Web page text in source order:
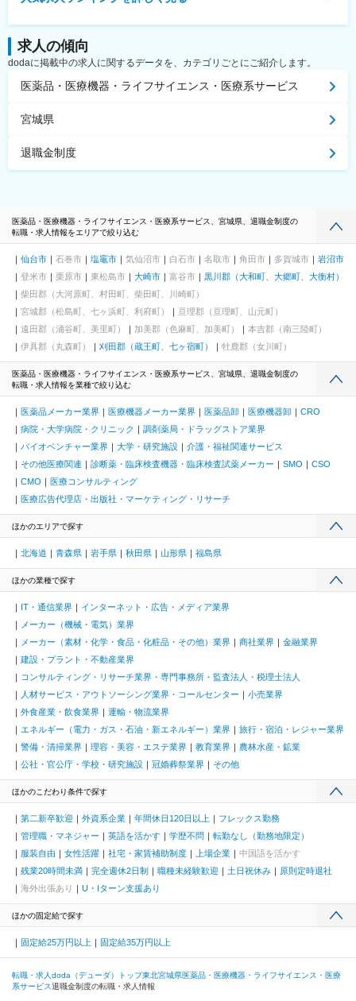
求人の傾向
dodaに掲載中の求人に関するデータを、カテゴリごとにご紹介します。
医薬品・医療機器・ライフサイエンス・医療系サービス
宮城県
退職金制度
医薬品・医療機器・ライフサイエンス・医療系サービス、宮城県、退職金制度の
転職・求人情報をエリアで絞り込む
仙台市 石巻市 塩竈市 気仙沼市 白石市 名取市 角田市 多賀城市
岩沼市
登米市
栗原市 東松島市 大崎市 富谷市
黒川郡（大和町、大郷町、大衡村）
柴田郡（大河原町、村田町、柴田町、川崎町）
宮城郡（松島町、七ヶ浜町、利府町）
亘理郡（亘理町、山元町）
遠田郡（涌谷町、美里町）
加美郡（色麻町、加美町）
本吉郡（南三陸町）
伊具郡（丸森町）
刈田郡（蔵王町、七ヶ宿町） 牡鹿郡（女川町）
医薬品・医療機器・ライフサイエンス・医療系サービス、宮城県、退職金制度の
転職・求人情報を業種で絞り込む
医薬品メーカー業界 医療機器メーカー業界 医薬品卸 医療機器卸
CRO
病院・大学病院・クリニック
調剤薬局・ドラッグストア業界
バイオベンチャー業界
大学・研究施設
介護・福祉関連サービス
その他医療関連
診断薬・臨床検査機器・臨床検査試薬メーカー SMO
CSO
CMO
医療コンサルティング
医療広告代理店・出版社・マーケティング・リサーチ
ほかのエリアで探す
北海道 青森県 岩手県 秋田県 山形県 福島県
ほかの業種で探す
IT・通信業界
インターネット・広告・メディア業界
メーカー（機械・電気）業界
メーカー（素材・化学・食品・化粧品・その他）業界
商社業界
金融業界
建設・プラント・不動産業界
コンサルティング・リサーチ業界・専門事務所・監査法人・税理士法人
人材サービス・アウトソーシング業界・コールセンター
小売業界
外食産業・飲食業界
運輸・物流業界
エネルギー（電力・ガス・石油・新エネルギー）業界
旅行・宿泊・レジャー業界
警備・清掃業界
理容・美容・エステ業界 教育業界
農林水産・鉱業
公社・官公庁・学校・研究施設
冠婚葬祭業界 その他
ほかのこだわり条件で探す
第二新卒歓迎 外資系企業 年間休日120日以上
フレックス勤務
管理職・マネジャー
英語を活かす 学歴不問
転勤なし（勤務地限定）
服装自由
女性活躍 社宅・家賃補助制度 上場企業
中国語を活かす
残業20時間未満
完全週休2日制 職種未経験歓迎 土日祝休み
原則定時退社
海外出張あり
U・Iターン支援あり
ほかの固定給で探す
固定給25万円以上 固定給35万円以上
転職・求人doda（デューダ）トップ東北宮城県医薬品・医療機器・ライフサイエンス・医療
系サービス退職金制度の転職・求人情報